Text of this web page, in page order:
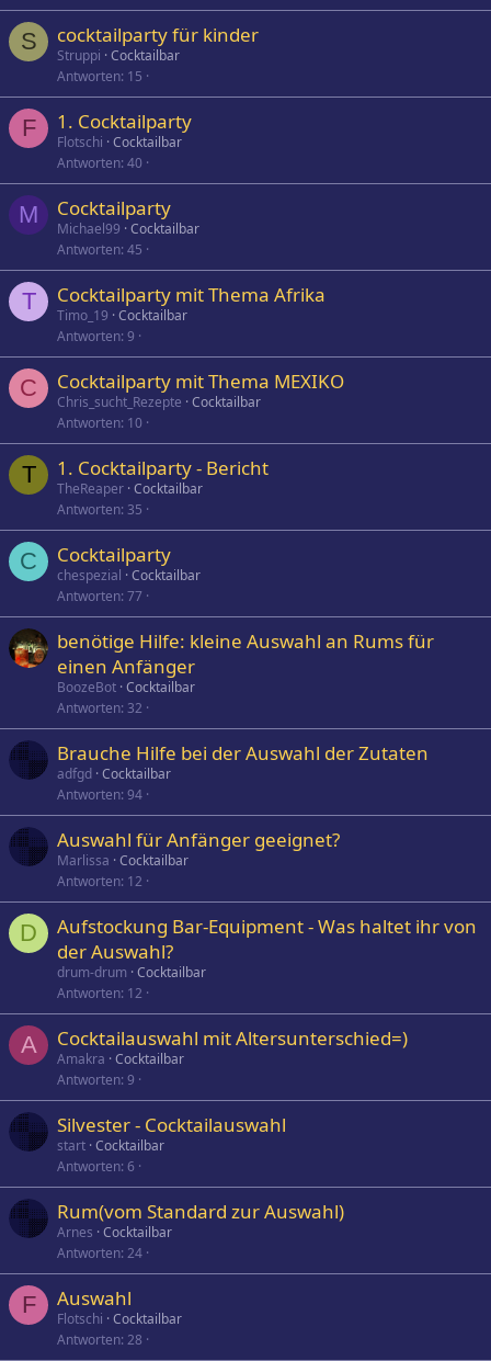
S cocktailparty für kinder
Struppi Cocktailbar
Antworten 15
F 1. Cocktailparty
Flotschi Cocktailbar
Antworten 40
M Cocktailparty
Michael99 Cocktailbar
Antworten 45
T Cocktailparty mit Thema Afrika
Timo_19 Cocktailbar
Antworten 9
C Cocktailparty mit Thema MEXIKO
Chris_sucht_Rezepte Cocktailbar
Antworten 10
T 1. Cocktailparty - Bericht
TheReaper Cocktailbar
Antworten 35
C Cocktailparty
chespezial Cocktailbar
Antworten 77
benötige Hilfe: kleine Auswahl an Rums für
einen Anfänger
BoozeBot Cocktailbar
Antworten 32
Brauche Hilfe bei der Auswahl der Zutaten
adfgd Cocktailbar
Antworten 94
Auswahl für Anfänger geeignet?
Marlissa Cocktailbar
Antworten 12
D
Aufstockung Bar-Equipment - Was haltet ihr von
der Auswahl?
drum-drum Cocktailbar
Antworten 12
A Cocktailauswahl mit Altersunterschied=)
Amakra Cocktailbar
Antworten 9
Silvester - Cocktailauswahl
start Cocktailbar
Antworten 6
Rum(vom Standard zur Auswahl)
Arnes Cocktailbar
Antworten 24
F Auswahl
Flotschi Cocktailbar
Antworten 28